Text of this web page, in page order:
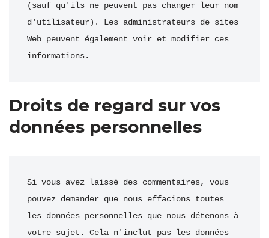
(sauf qu'ils ne peuvent pas changer leur nom
d'utilisateur). Les administrateurs de sites
Web peuvent également voir et modifier ces
informations.
Droits de regard sur vos
données personnelles
Si vous avez laissé des commentaires, vous
pouvez demander que nous effacions toutes
les données personnelles que nous détenons à
votre sujet. Cela n'inclut pas les données